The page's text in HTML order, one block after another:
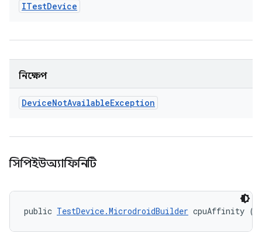
ITestDevice
নিক্ষেপ
DeviceNotAvailableException
সিপিইউঅ্যাফিনিটি
public TestDevice.MicrodroidBuilder cpuAffinity